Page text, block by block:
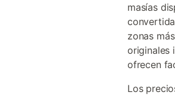
masías
zonas
originales
ofrecen
Los